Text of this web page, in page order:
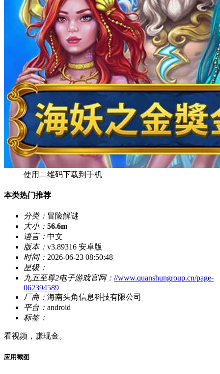
使用二维码下载到手机
本类热门推荐
分类： 冒险解谜
大小： 56.6m
语言： 中文
版本： v3.89316 安卓版
时间： 2026-06-23 08:50:48
星级：
九五至尊2电子游戏官网： //www.quanshungroup.cn/page-
062394589
厂商： 海南头角信息科技有限公司
平台： android
标签：
看视频，赚现金。
应用截图